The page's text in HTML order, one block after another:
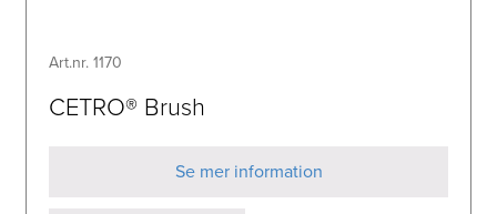
Art.nr. 1170
CETRO® Brush
Se mer information